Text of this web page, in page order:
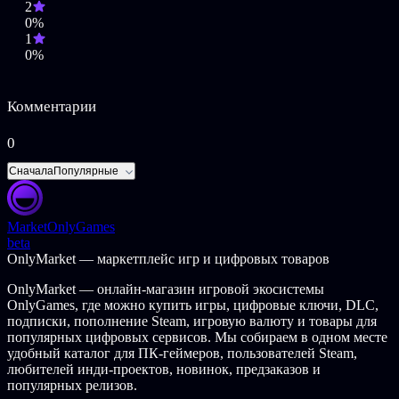
Эта игра содержит упоминания о психиатрических
препаратах и наркомании.
2
0%
1
0%
Комментарии
0
СначалаПопулярные
MarketOnlyGames
beta
OnlyMarket — маркетплейс игр и цифровых товаров
OnlyMarket — онлайн-магазин игровой экосистемы
OnlyGames, где можно купить игры, цифровые ключи, DLC,
подписки, пополнение Steam, игровую валюту и товары для
популярных цифровых сервисов. Мы собираем в одном месте
удобный каталог для ПК-геймеров, пользователей Steam,
любителей инди-проектов, новинок, предзаказов и
популярных релизов.